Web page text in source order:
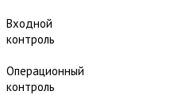
Входной
контроль
Операционный
контроль